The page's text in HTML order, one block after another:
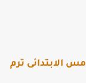
ترم